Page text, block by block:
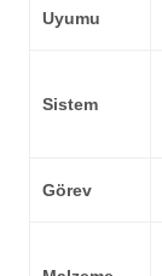
Uyumu
Sistem
Görev